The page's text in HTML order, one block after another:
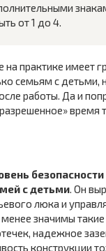
от 1 до 4.
на практике имеет
семьям с детьми,
работы. Да и
время
с детьми. Он
люка и
значимы
надежное
конструкции